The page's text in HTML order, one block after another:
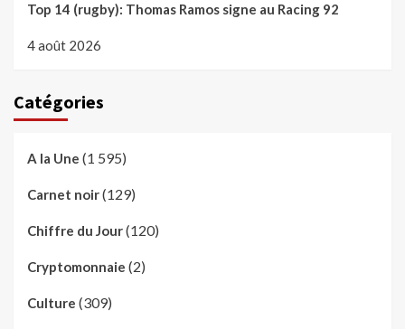
Top 14 (rugby): Thomas Ramos signe au Racing 92
4 août 2026
Catégories
A la Une (1 595)
Carnet noir(129)
Chiffre du Jour(120)
Cryptomonnaie (2)
Culture (309)